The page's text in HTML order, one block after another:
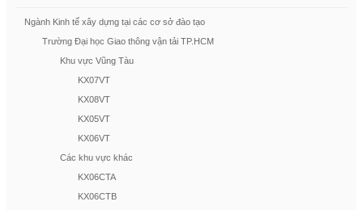
Ngành Kinh tế xây dựng tại các cơ sở đào tạo
Trường Đại học Giao thông vận tải TP.HCM
Khu vực Vũng Tàu
KX07VT
KX08VT
KX05VT
KX06VT
Các khu vực khác
KX06CTA
KX06CTB